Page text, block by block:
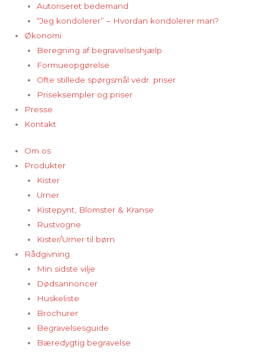
Autoriseret bedemand
“Jeg kondolerer” – Hvordan kondolerer man?
Økonomi
Beregning af begravelseshjælp
Formueopgørelse
Ofte stillede spørgsmål vedr. priser
Priseksempler og priser
Presse
Kontakt
Om os
Produkter
Kister
Urner
Kistepynt, Blomster & Kranse
Rustvogne
Kister/Urner til børn
Rådgivning
Min sidste vilje
Dødsannoncer
Huskeliste
Brochurer
Begravelsesguide
Bæredygtig begravelse